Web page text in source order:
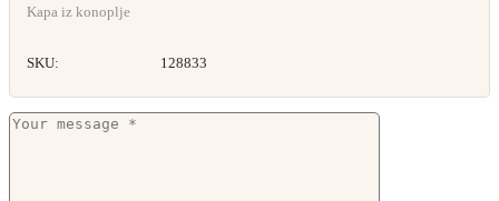
Kapa iz konoplje
SKU: 128833